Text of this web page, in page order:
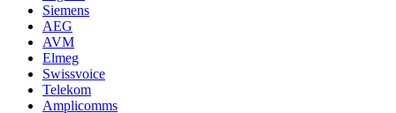
Siemens
AEG
AVM
Elmeg
Swissvoice
Telekom
Amplicomms